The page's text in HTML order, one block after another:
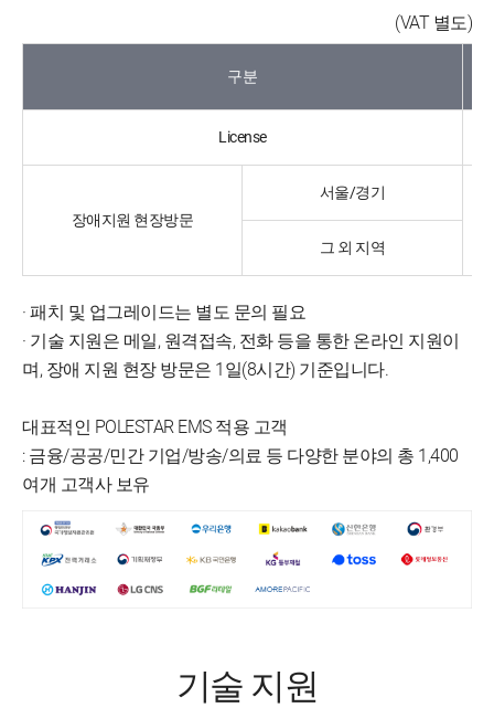
(VAT 별도)
구분
License
장애지원 현장방문
서울/경기
그 외 지역
· 패치 및 업그레이드는 별도 문의 필요
· 기술 지원은 메일, 원격접속, 전화 등을 통한 온라인 지원이
며, 장애 지원 현장 방문은 1일(8시간) 기준입니다.
대표적인 POLESTAR EMS 적용 고객
: 금융/공공/민간 기업/방송/의료 등 다양한 분야의 총 1,400
여개 고객사 보유
기술 지원